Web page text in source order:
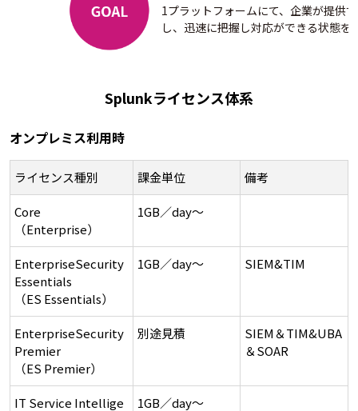
1プラットフォームにて、企業が提供
し、迅速に把握し対応ができる状態
Splunkライセンス体系
オンプレミス利用時​
ライセンス種別 課金単位​ 備考
Core
（Enterprise）
1GB／day～​
EnterpriseSecurity
Essentials
（ES Essentials）
1GB／day～​ SIEM&TIM
EnterpriseSecurity
Premier
（ES Premier）
別途見積
SIEM＆TIM&UBA
＆SOAR
IT Service Intellige 1GB／day～​